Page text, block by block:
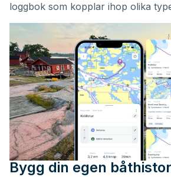
loggbok som kopplar ihop olika
Bygg din egen